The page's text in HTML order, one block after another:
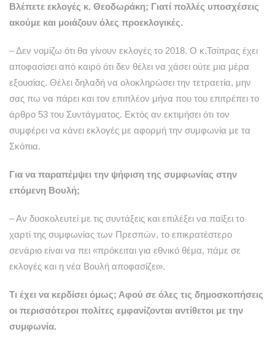
Βλέπετε εκλογές κ. Θεοδωράκη; Γιατί πολλές υποσχέσεις
ακούμε και μοιάζουν όλες προεκλογικές.
– Δεν νομίζω ότι θα γίνουν εκλογές το 2018. Ο κ.Τσίπρας έχει
αποφασίσει από καιρό ότι δεν θέλει να χάσει ούτε μια μέρα
εξουσίας. Θέλει δηλαδή να ολοκληρώσει την τετραετία, μην
σας πω να πάρει και τον επιπλέον μήνα που του επιτρέπει το
άρθρο 53 του Συντάγματος. Εκτός αν εκτιμήσει ότι τον
συμφέρει να κάνει εκλογές με αφορμή την συμφωνία με τα
Σκόπια.
Για να παραπέμψει την ψήφιση της συμφωνίας στην
επόμενη Βουλή;
– Αν δυσκολευτεί με τις συντάξεις και επιλέξει να παίξει το
χαρτί της συμφωνίας των Πρεσπών, το επικρατέστερο
σενάριο είναι να πει «πρόκειται για εθνικό θέμα, πάμε σε
εκλογές και η νέα Βουλή αποφασίζει».
Τι έχει να κερδίσει όμως; Αφού σε όλες τις δημοσκοπήσεις
οι περισσότεροι πολίτες εμφανίζονται αντίθετοι με την
συμφωνία.